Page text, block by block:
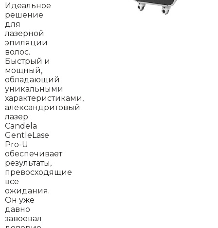
Идеальное
решение
для
лазерной
эпиляции
волос.
Быстрый и
мощный,
обладающий
уникальными
характеристиками,
александритовый
лазер
Candela
GentleLase
Pro-U
обеспечивает
результаты,
превосходящие
все
ожидания.
Он уже
давно
завоевал